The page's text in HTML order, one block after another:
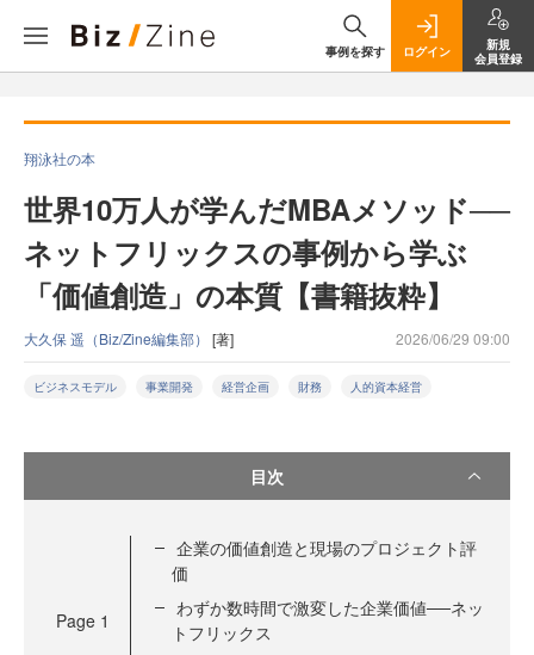
事例を探す ログイン
新規
会員登録
翔泳社の本
世界10万人が学んだMBAメソッド──
ネットフリックスの事例から学ぶ
「価値創造」の本質【書籍抜粋】
大久保 遥（Biz/Zine編集部） [著] 2026/06/29 09:00
ビジネスモデル 事業開発 経営企画 財務 人的資本経営
目次
Page 1
企業の価値創造と現場のプロジェクト評
価
わずか数時間で激変した企業価値──ネッ
トフリックス